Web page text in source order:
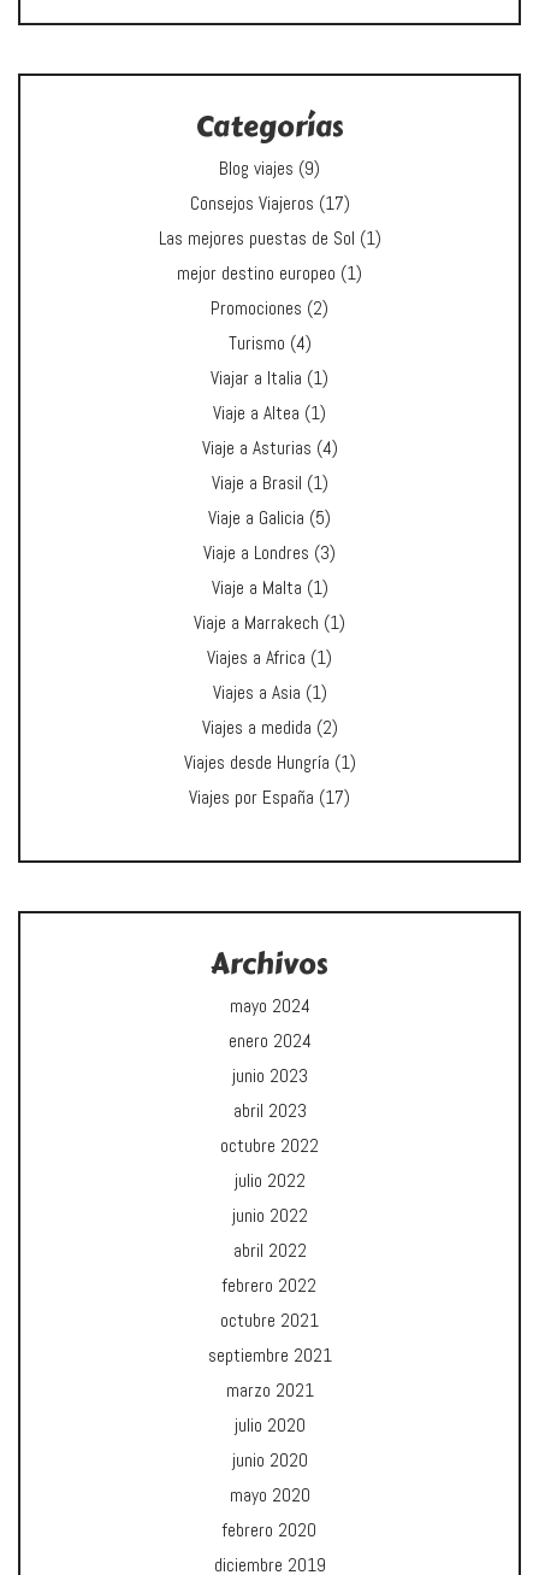
Categorías
Blog viajes (9)
Consejos Viajeros (17)
Las mejores puestas de Sol (1)
mejor destino europeo (1)
Promociones (2)
Turismo (4)
Viajar a Italia (1)
Viaje a Altea (1)
Viaje a Asturias (4)
Viaje a Brasil (1)
Viaje a Galicia (5)
Viaje a Londres (3)
Viaje a Malta (1)
Viaje a Marrakech (1)
Viajes a Africa (1)
Viajes a Asia (1)
Viajes a medida (2)
Viajes desde Hungría (1)
Viajes por España (17)
Archivos
mayo 2024
enero 2024
junio 2023
abril 2023
octubre 2022
julio 2022
junio 2022
abril 2022
febrero 2022
octubre 2021
septiembre 2021
marzo 2021
julio 2020
junio 2020
mayo 2020
febrero 2020
diciembre 2019